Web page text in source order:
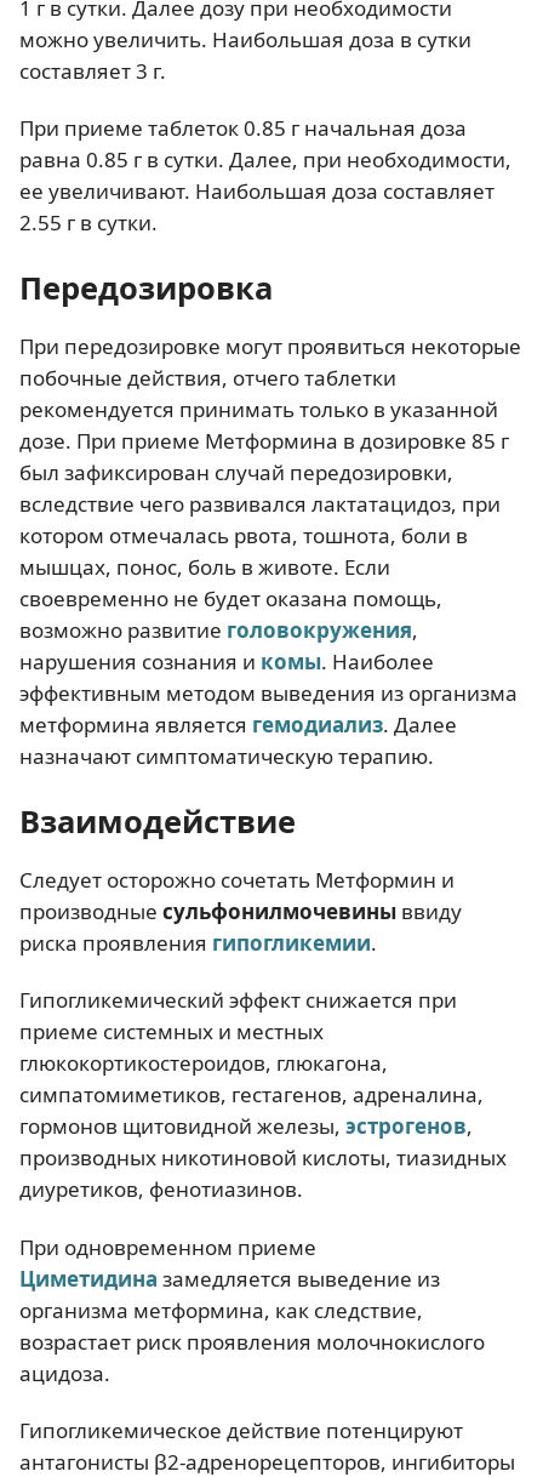
1 г в сутки. Далее дозу при необходимости
можно увеличить. Наибольшая доза в сутки
составляет 3 г.
При приеме таблеток 0.85 г начальная доза
равна 0.85 г в сутки. Далее, при необходимости,
ее увеличивают. Наибольшая доза составляет
2.55 г в сутки.
Передозировка
При передозировке могут проявиться некоторые
побочные действия, отчего таблетки
рекомендуется принимать только в указанной
дозе. При приеме Метформина в дозировке 85 г
был зафиксирован случай передозировки,
вследствие чего развивался лактатацидоз, при
котором отмечалась рвота, тошнота, боли в
мышцах, понос, боль в животе. Если
своевременно не будет оказана помощь,
возможно развитие головокружения,
нарушения сознания и комы. Наиболее
эффективным методом выведения из организма
метформина является гемодиализ. Далее
назначают симптоматическую терапию.
Взаимодействие
Следует осторожно сочетать Метформин и
производные сульфонилмочевины ввиду
риска проявления гипогликемии.
Гипогликемический эффект снижается при
приеме системных и местных
глюкокортикостероидов, глюкагона,
симпатомиметиков, гестагенов, адреналина,
гормонов щитовидной железы, эстрогенов,
производных никотиновой кислоты, тиазидных
диуретиков, фенотиазинов.
При одновременном приеме
Циметидина замедляется выведение из
организма метформина, как следствие,
возрастает риск проявления молочнокислого
ацидоза.
Гипогликемическое действие потенцируют
антагонисты β2-адренорецепторов, ингибиторы